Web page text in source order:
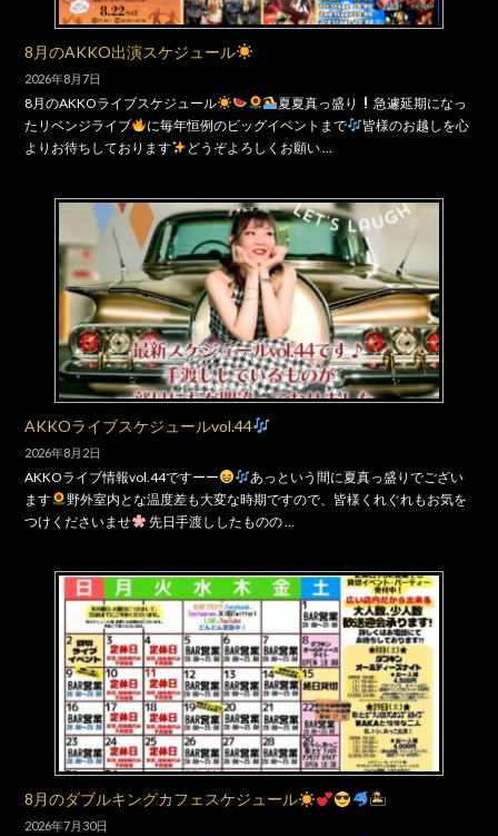
8月のAKKO出演スケジュール
2026年8月7日
8月のAKKOライブスケジュール 夏夏真っ盛り
急遽延期になっ
たリベンジライブ
に毎年恒例のビッグイベントまで
皆様のお越しを心
よりお待ちしております
どうぞよろしくお願い …
AKKOライブスケジュールvol.44
2026年8月2日
AKKOライブ情報vol.44ですーー
あっという間に夏真っ盛りでござい
ます
野外室内とな温度差も大変な時期ですので、皆様くれぐれもお気を
つけくださいませ
先日手渡ししたものの …
8月のダブルキングカフェスケジュール 🏝
2026年7月30日